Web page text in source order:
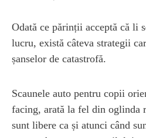
Odată ce părinții acceptă că li
lucru, există câteva strategii
șanselor de catastrofă.
Scaunele auto pentru copii
facing, arată la fel din oglinda
sunt libere ca și atunci când